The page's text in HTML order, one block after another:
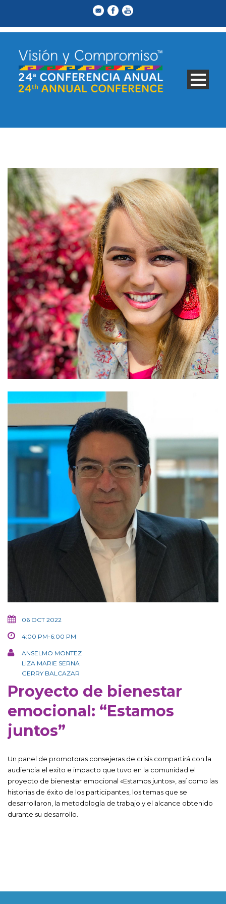
06 OCT 2022
4:00 PM-6:00 PM
ANSELMO MONTEZ
LIZA MARIE SERNA
GERRY BALCAZAR
Proyecto de bienestar
emocional: “Estamos
juntos”
Un panel de promotoras consejeras de crisis compartirá con la
audiencia el exito e impacto que tuvo en la comunidad el
proyecto de bienestar emocional «Estamos juntos», así como las
historias de éxito de los participantes, los temas que se
desarrollaron, la metodología de trabajo y el alcance obtenido
durante su desarrollo.